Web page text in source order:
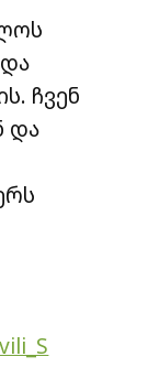
ჩვენ
და